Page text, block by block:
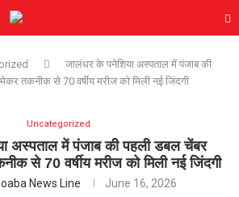
जालंधर के पनेशिया अस्पताल में पंजाब की
तकनीक से 70 वर्षीय मरीज को मिली नई जिंदगी
Uncategorized
अस्पताल में पंजाब की पहली डबल चेंबर
से 70 वर्षीय मरीज को मिली नई जिंदगी
News Line June 16, 2026